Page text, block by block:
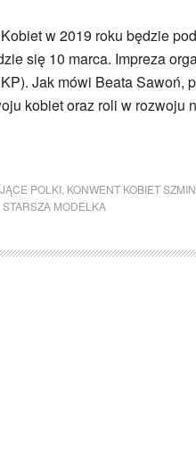
w 2019 roku będzie
się 10 marca. Impreza
Jak mówi Beata Sawoń,
kobiet oraz roli w rozwoju
POLKI KONWENT KOBIET
STARSZA MODELKA